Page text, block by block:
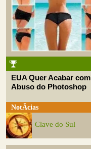
EUA Quer Acabar com
Abuso do Photoshop
NotÃ­cias
Clave do Sul